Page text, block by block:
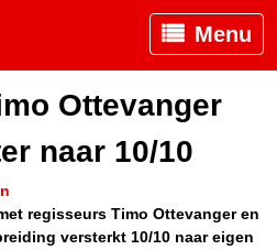
Menu
Ottevanger
naar 10/10
regisseurs Timo Ottevanger en
versterkt 10/10 naar eigen